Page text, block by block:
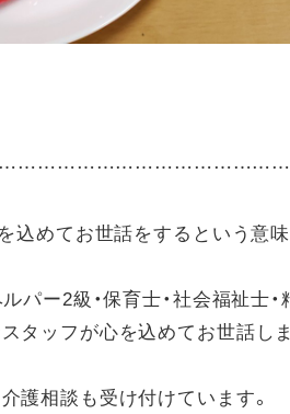
込めてお世話をするという意味
パー2級・保育士・社会福祉士
タッフが心を込めてお世話しま
護相談も受け付けています。